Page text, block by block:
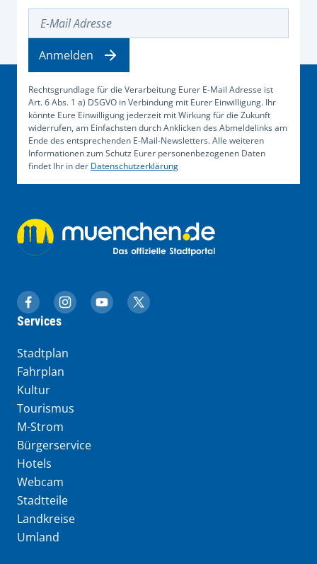
Rechtsgrundlage für die Verarbeitung Eurer E-Mail Adresse ist
Art. 6 Abs. 1 a) DSGVO in Verbindung mit Eurer Einwilligung. Ihr
könnte Eure Einwilligung jederzeit mit Wirkung für die Zukunft
widerrufen, am Einfachsten durch Anklicken des Abmeldelinks am
Ende des entsprechenden E-Mail-Newsletters. Alle weiteren
Informationen zum Schutz Eurer personenbezogenen Daten
findet Ihr in der Datenschutzerklärung
Anmelden
muenchen.de auf Facebook
muenchen.de auf Instagram
muenchen.de auf YouTube
muenchen.de auf X
Services
Stadtplan
Fahrplan
Kultur
Tourismus
M-Strom
Bürgerservice
Hotels
Webcam
Stadtteile
Landkreise
Umland